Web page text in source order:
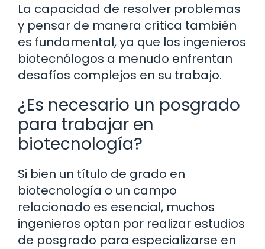
La capacidad de resolver problemas
y pensar de manera crítica también
es fundamental, ya que los ingenieros
biotecnólogos a menudo enfrentan
desafíos complejos en su trabajo.
¿Es necesario un posgrado
para trabajar en
biotecnología?
Si bien un título de grado en
biotecnología o un campo
relacionado es esencial, muchos
ingenieros optan por realizar estudios
de posgrado para especializarse en